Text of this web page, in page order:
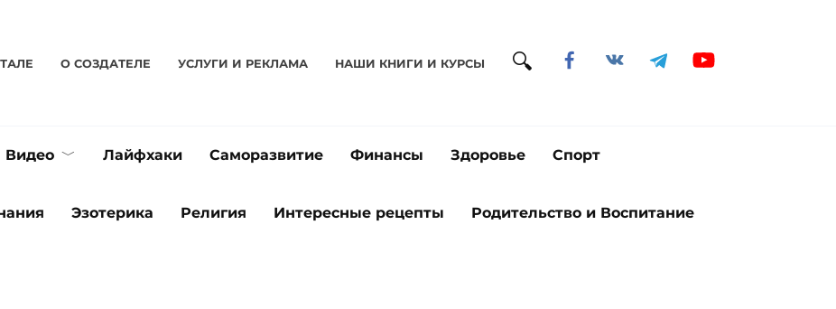
О CОЗДАТЕЛЕ УСЛУГИ И РЕКЛАМА НАШИ КНИГИ И КУРСЫ
Видео Лайфхаки Саморазвитие Финансы Здоровье Спорт
Эзотерика Религия Интересные рецепты Родительство и Воспитание